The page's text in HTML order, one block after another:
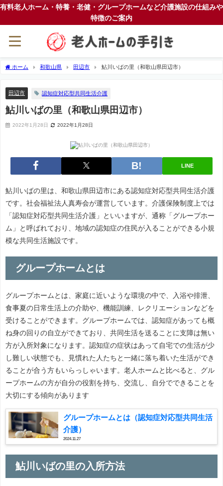
有料老人ホーム・特養・老健・グループホームなど介護施設の仕組みや
特徴のご案内
ホーム 和歌山県 田辺市 鮎川いばの里（和歌山県田辺市）
田辺市 認知症対応型共同生活介護
鮎川いばの里（和歌山県田辺市）
2022年1月28日 2022年1月28日
LINE
鮎川いばの里は、和歌山県田辺市にある認知症対応型共同生活介護
です。社会福祉法人真寿会が運営しています。介護保険制度上では
「認知症対応型共同生活介護」といいますが、通称「グループホー
ム」と呼ばれており、地域の認知症の住民が入ることができる小規
模な共同生活施設です。
グループホームとは
グループホームとは、家庭に近いような環境の中で、入浴や排泄、
食事夏の日常生活上の介助や、機能訓練、レクリエーションなどを
受けることができます。グループホームでは、認知症があっても概
ね身の回りの自立ができており、共同生活を送ることに支障は無い
方が入所対象になります。認知症の症状はあって自宅での生活が少
し難しい状態でも、見慣れた人たちと一緒に落ち着いた生活ができ
ることが合う方もいらっしゃいます。老人ホームと比べると、グル
ープホームの方が自分の役割を持ち、交流し、自分でできることを
大切にする傾向があります
グループホームとは（認知症対応型共同生活
介護）
2024.11.27
鮎川いばの里の入所方法